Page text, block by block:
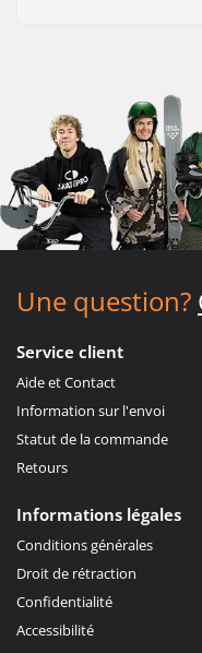
Une question?
Service client
Aide et Contact
Information sur l'envoi
Statut de la commande
Retours
Informations légales
Conditions générales
Droit de rétraction
Confidentialité
Accessibilité